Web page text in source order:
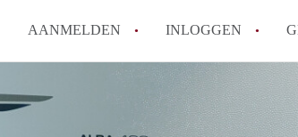
AANMELDEN INLOGGEN
Tips: om
How to